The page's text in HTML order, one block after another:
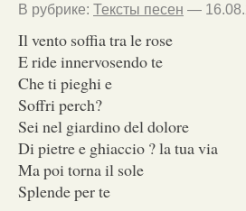
В рубрике: Тексты песен —
Il vento soffia tra le rose
E ride innervosendo te
Che ti pieghi e
Soffri perch?
Sei nel giardino del dolore
Di pietre e ghiaccio ? la tua via
Ma poi torna il sole
Splende per te